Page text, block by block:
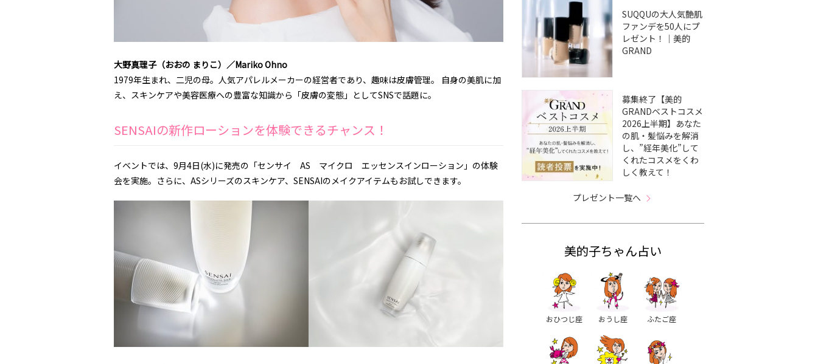
大野真理子（おおの まりこ）／Mariko Ohno
1979年生まれ、二児の母。人気アパレルメーカーの経営者であり、趣味は皮膚管理。 自身の美肌に加
え、スキンケアや美容医療への豊富な知識から「皮膚の変態」としてSNSで話題に。
SENSAIの新作ローションを体験できるチャンス！
イベントでは、9月4日(水)に発売の「センサイ AS マイクロ エッセンスインローション」の体験
会を実施。さらに、ASシリーズのスキンケア、SENSAIのメイクアイテムもお試しできます。
SUQQUの大人気艶肌
ファンデを50人にプ
レゼント！｜美的
GRAND
募集終了【美的
GRANDベストコスメ
2026上半期】あなた
の肌・髪悩みを解消
し、”経年美化”して
くれたコスメをくわ
しく教えて！
プレゼント一覧へ
美的子ちゃん占い
おひつじ座 おうし座 ふたご座